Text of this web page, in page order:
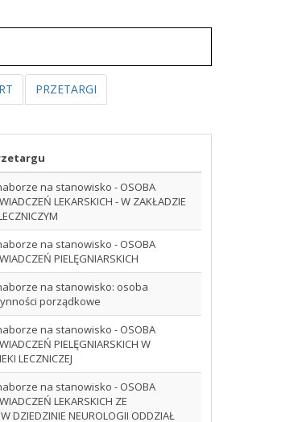
PRZETARGI
na stanowisko - OSOBA
LEKARSKICH - W ZAKŁADZIE
na stanowisko - OSOBA
PIELĘGNIARSKICH
na stanowisko: osoba
porządkowe
na stanowisko - OSOBA
PIELĘGNIARSKICH W
LECZNICZEJ
na stanowisko - OSOBA
LEKARSKICH ZE
W DZIEDZINIE NEUROLOGII ODDZIAŁ